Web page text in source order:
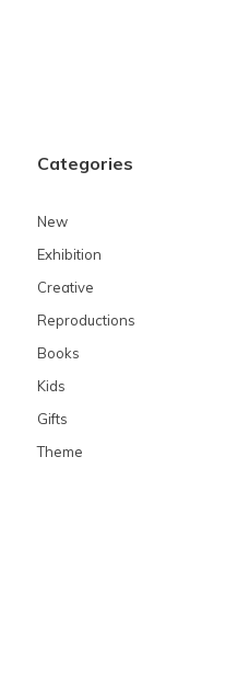
Categories
New
Exhibition
Creative
Reproductions
Books
Kids
Gifts
Theme